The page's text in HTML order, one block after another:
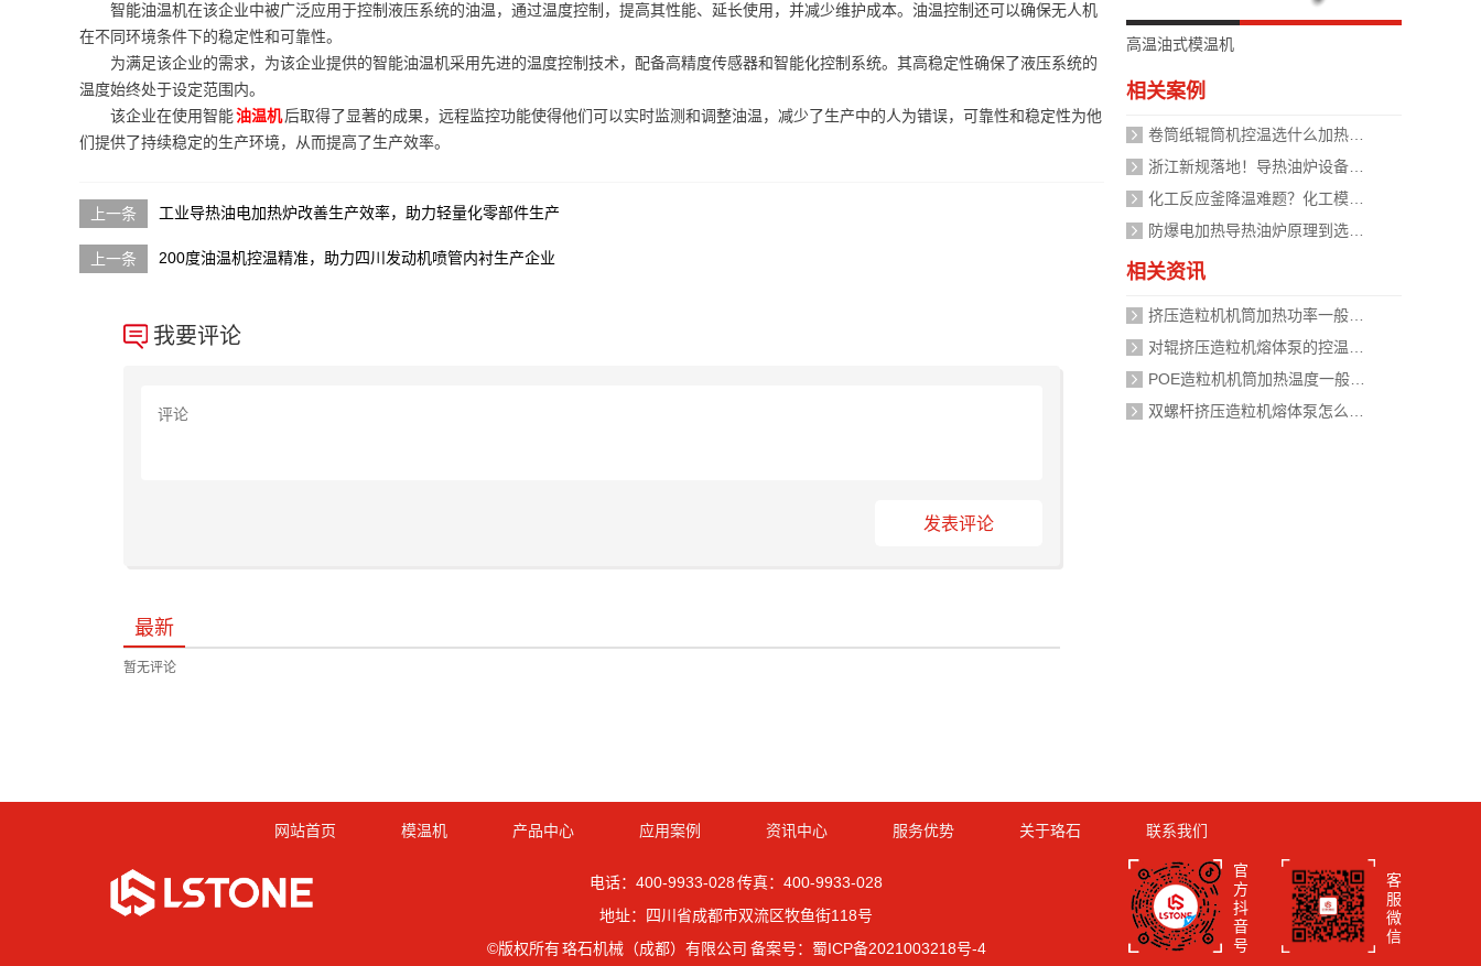
智能油温机在该企业中被广泛应用于控制液压系统的油温，通过温度控制，提高其性能、延长使用，并减少维护成本。油温控制还可以确保无人机
在不同环境条件下的稳定性和可靠性。
为满足该企业的需求，为该企业提供的智能油温机采用先进的温度控制技术，配备高精度传感器和智能化控制系统。其高稳定性确保了液压系统的
温度始终处于设定范围内。
该企业在使用智能油温机后取得了显著的成果，远程监控功能使得他们可以实时监测和调整油温，减少了生产中的人为错误，可靠性和稳定性为他
们提供了持续稳定的生产环境，从而提高了生产效率。
工业导热油电加热炉改善生产效率，助力轻量化零部件生产
200度油温机控温精准，助力四川发动机喷管内衬生产企业
我要评论
发表评论
最新
暂无评论
高温油式模温机
相关案例
相关资讯
网站首页 模温机 产品中心 应用案例 资讯中心 服务优势 关于珞石 联系我们
电话：400-9933-028 传真：400-9933-028
地址：四川省成都市双流区牧鱼街118号
©版权所有 珞石机械（成都）有限公司 备案号： 蜀ICP备2021003218号-4
官
方
抖
音
号
客
服
微
信